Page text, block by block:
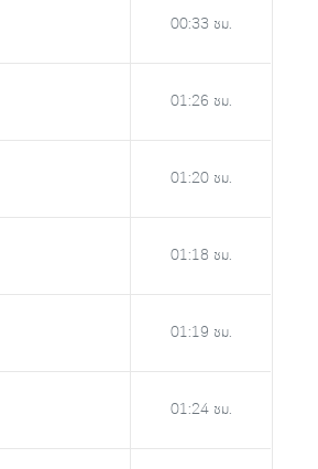
00:33 ชม.
01:26 ชม.
01:20 ชม.
01:18 ชม.
01:19 ชม.
01:24 ชม.